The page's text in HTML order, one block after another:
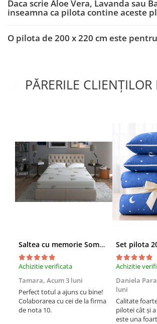
Daca scrie Aloe Vera, Lavanda sau
inseamna ca pilota contine aceste
O pilota de 200 x 220 cm este
PĂRERILE CLIENȚILOR
Saltea cu memorie SomnART XXL Memory Plus 160x190, înălțime 25cm, pentru persoane supraponderale, husă Aloe Vera detașabilă, rulată, fermitate mare
Achizitie verificata
Tamara, Acum 3 luni
Perfect totul a ajuns cu bine!
Colaborarea cu cei de la firma
de nota 10.
Achizitie
Daniela
luni
Calitate
pilotei cât și
este una